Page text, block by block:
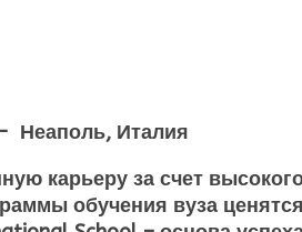
Неаполь, Италия
карьеру за счет
обучения вуза